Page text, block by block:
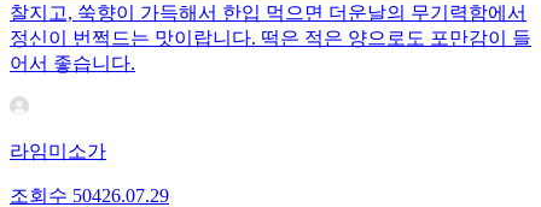
찰지고, 쑥향이 가득해서 한입 먹으면 더운날의 무기력함에서
정신이 번쩍드는 맛이랍니다. 떡은 적은 양으로도 포만감이 들
어서 좋습니다.
라임미소가
조회수 50426.07.29